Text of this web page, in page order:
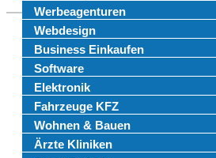
Werbeagenturen
Webdesign
Business Einkaufen
Software
Elektronik
Fahrzeuge KFZ
Wohnen & Bauen
Ärzte Kliniken